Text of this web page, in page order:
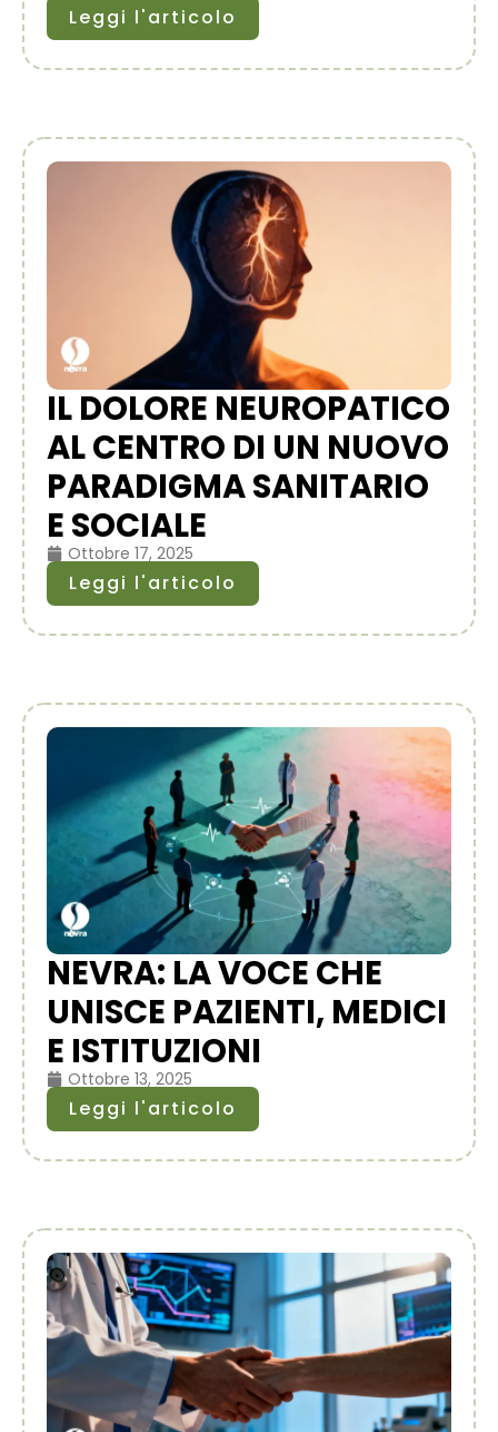
Leggi l'articolo
IL DOLORE NEUROPATICO
AL CENTRO DI UN NUOVO
PARADIGMA SANITARIO
E SOCIALE
Ottobre 17, 2025
Leggi l'articolo
NEVRA: LA VOCE CHE
UNISCE PAZIENTI, MEDICI
E ISTITUZIONI
Ottobre 13, 2025
Leggi l'articolo